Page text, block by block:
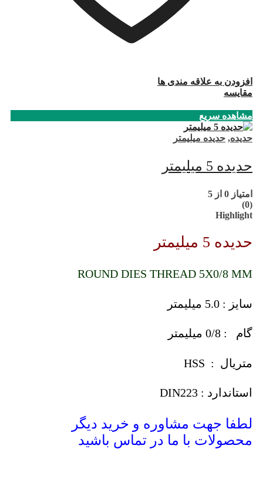
افزودن به علاقه مندی ها
مقایسه
مشاهده سریع
حدیده, حدیده میلیمتر
حدیده 5 میلیمتر
امتیاز 0 از 5
(0)
Highlight
حدیده 5 میلیمتر
ROUND DIES THREAD 5X0/8 MM
سایز : 5.0 میلیمتر
گام : 0/8 میلیمتر
متریال : HSS
استاندارد : DIN223
لطفا جهت مشاوره و خرید دیگر
محصولات با ما در تماس باشید